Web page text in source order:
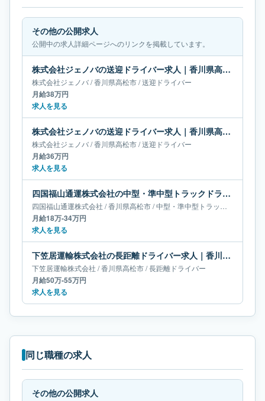
その他の公開求人
公開中の求人詳細ページへのリンクを掲載しています。
株式会社ジェノバの送迎ドライバー求人｜香川県高松市｜月給38万円
株式会社ジェノバ/香川県高松市/送迎ドライバー
月給38万円
求人を見る
株式会社ジェノバの送迎ドライバー求人｜香川県高松市｜月給36万円
株式会社ジェノバ/香川県高松市/送迎ドライバー
月給36万円
求人を見る
四国福山通運株式会社の中型・準中型トラックドライバー求人｜香川県高松市｜月給18万-34万円
四国福山通運株式会社 /香川県高松市/中型・準中型トラックドライバー
月給18万-34万円
求人を見る
下笠居運輸株式会社の長距離ドライバー求人｜香川県高松市｜月給50万-55万円
下笠居運輸株式会社 /香川県高松市/長距離ドライバー
月給50万-55万円
求人を見る
同じ職種の求人
その他の公開求人